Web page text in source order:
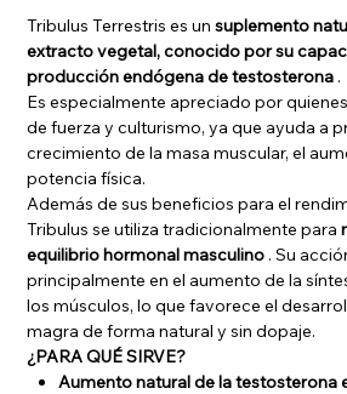
Tribulus Terrestris es unsuplemento
extracto vegetal, conocido por su
producción endógena de testosterona .
Es especialmente apreciado por
de fuerza y culturismo, ya que ayuda a
crecimiento de la masa muscular, el
potencia física.
Además de sus beneficios para el
Tribulus se utiliza tradicionalmente para
equilibrio hormonal masculino . Su
principalmente en el aumento de la
los músculos, lo que favorece el
magra de forma natural y sin dopaje.
¿PARA QUÉ SIRVE?
Aumento natural de la testosterona